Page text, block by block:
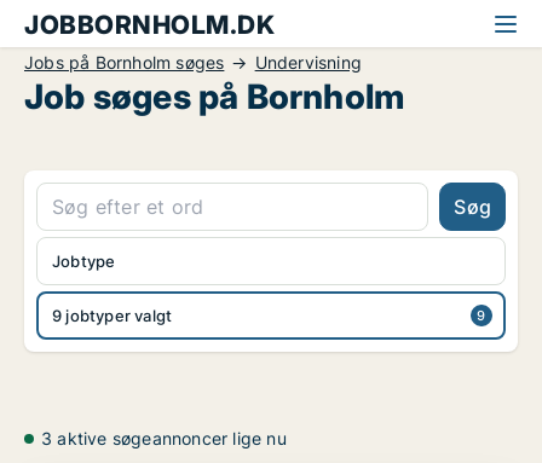
JOBBORNHOLM.DK
Jobs på Bornholm søges Undervisning
Job søges på Bornholm
Søg
9 jobtyper valgt
Jobtype
3 aktive søgeannoncer lige nu